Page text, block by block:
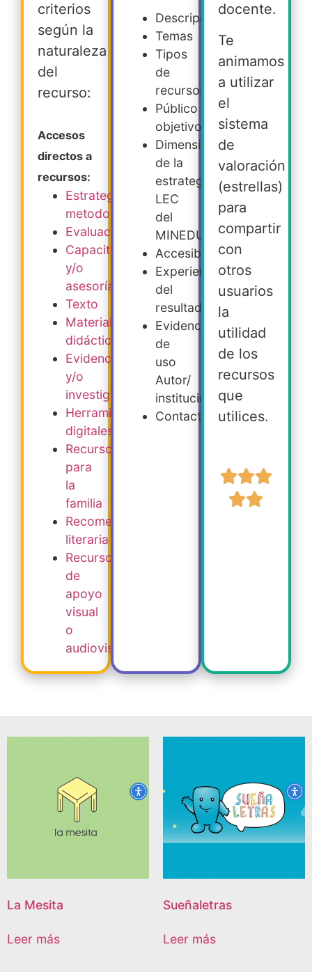
criterios
según la
naturaleza
del
recurso:
Accesos
directos a
recursos:
Estrategia
metodológica
Evaluación
Capacitación
y/o
asesoría
Texto
Material
didáctico
Evidencia
y/o
investigación
Herramientas
digitales
Recursos
para
la
familia
Recomendación
literaria
Recursos
de
apoyo
visual
o
audiovisual
Descripción
Temas
Tipos
de
recursos
Público
objetivo
Dimensiones
de la
estrategia
LEC
del
MINEDUC
Accesibilidad
Experiencia
del
resultado
Evidencia
de
uso
Autor/
institución
Contacto
docente.
Te
animamos
a utilizar
el
sistema
de
valoración
(estrellas)
para
compartir
con
otros
usuarios
la
utilidad
de los
recursos
que
utilices.
La Mesita
Leer más
Sueñaletras
Leer más